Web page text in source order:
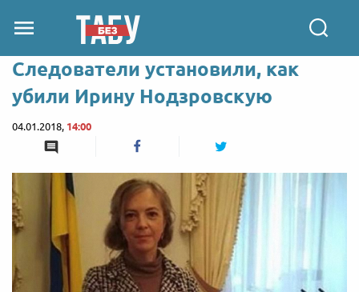
Следователи установили, как
убили Ирину Нодзровскую
04.01.2018, 14:00